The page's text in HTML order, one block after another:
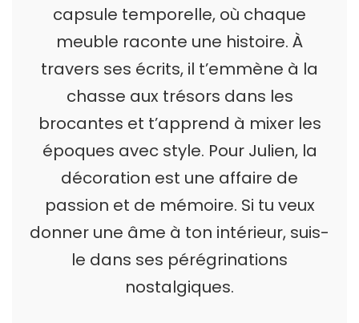
capsule temporelle, où chaque
meuble raconte une histoire. À
travers ses écrits, il t’emmène à la
chasse aux trésors dans les
brocantes et t’apprend à mixer les
époques avec style. Pour Julien, la
décoration est une affaire de
passion et de mémoire. Si tu veux
donner une âme à ton intérieur, suis-
le dans ses pérégrinations
nostalgiques.